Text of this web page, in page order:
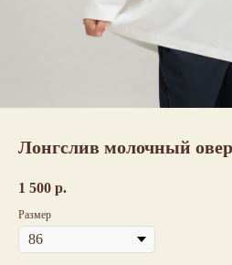
Лонгслив молочный
1 500 р.
Размер